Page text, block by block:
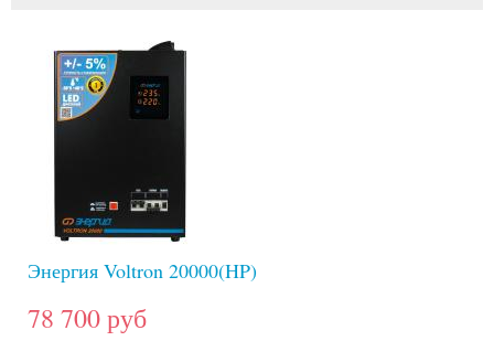
Энергия Voltron 20000(HP)
78 700 руб